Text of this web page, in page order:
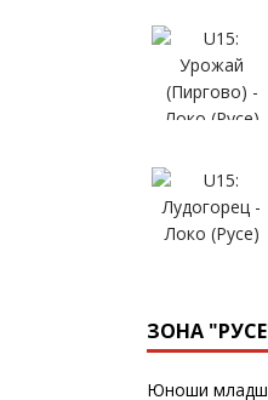
ЗОНА
Юноши